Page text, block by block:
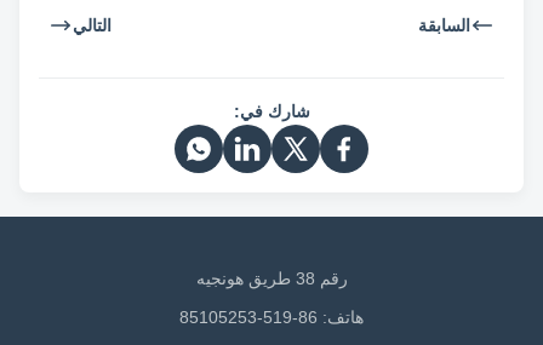
السابقة
شارك في:
هاتف: 86-519-85105253